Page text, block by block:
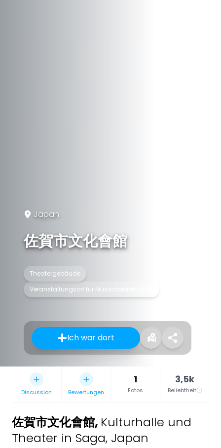
Japan
佐賀市文化會館
Theatergebäude
Veranstaltungsort für Musikdarbietungen
Ich war dort
Discussion Bewertungen
1
Fotos
3,5k
Beliebtheit
佐賀市文化會館, Kulturhalle und
Theater in Saga, Japan